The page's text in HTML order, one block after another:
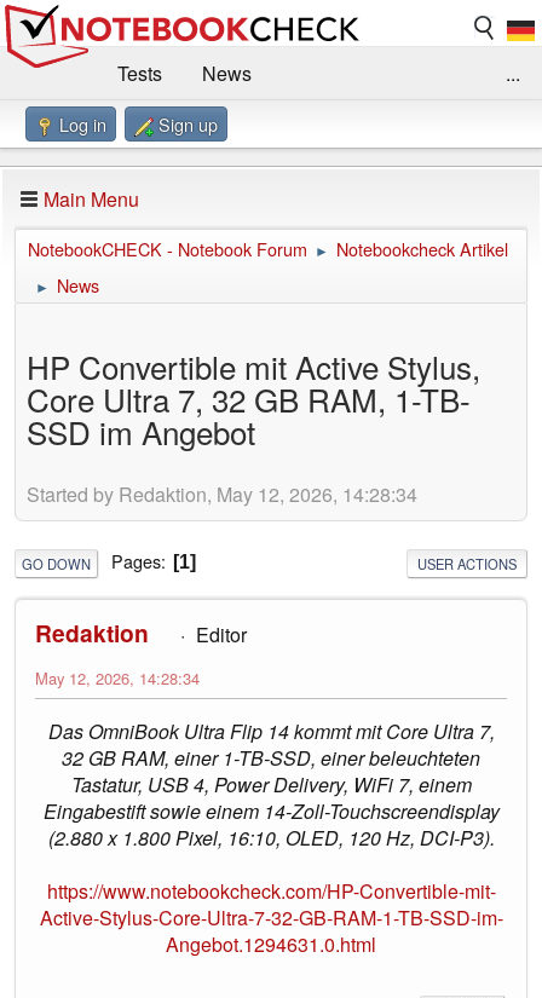
Tests
News
Benchmarks / Technik
Forum
Impressum
...
Log in Sign up
Main Menu
NotebookCHECK - Notebook Forum ► Notebookcheck Artikel
► News
HP Convertible mit Active Stylus,
Core Ultra 7, 32 GB RAM, 1-TB-
SSD im Angebot
Started by Redaktion, May 12, 2026, 14:28:34
GO DOWN Pages 1 USER ACTIONS
Redaktion Editor
May 12, 2026, 14:28:34
Das OmniBook Ultra Flip 14 kommt mit Core Ultra 7,
32 GB RAM, einer 1-TB-SSD, einer beleuchteten
Tastatur, USB 4, Power Delivery, WiFi 7, einem
Eingabestift sowie einem 14-Zoll-Touchscreendisplay
(2.880 x 1.800 Pixel, 16:10, OLED, 120 Hz, DCI-P3).
https://www.notebookcheck.com/HP-Convertible-mit-
Active-Stylus-Core-Ultra-7-32-GB-RAM-1-TB-SSD-im-
Angebot.1294631.0.html